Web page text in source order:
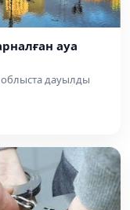
ауа
облыста дауылды